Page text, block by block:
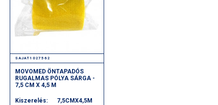
SAJAT1027562
MOVOMED ÖNTAPADÓS
RUGALMAS PÓLYA SÁRGA -
7,5 CM X 4,5 M
Kiszerelés:
7,5CMX4,5M